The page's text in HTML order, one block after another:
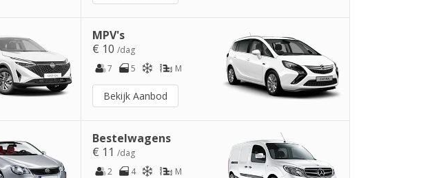
MPV's
€ 10 /dag
7
5 M
Bekijk Aanbod
Bestelwagens
€ 11 /dag
2
4 M